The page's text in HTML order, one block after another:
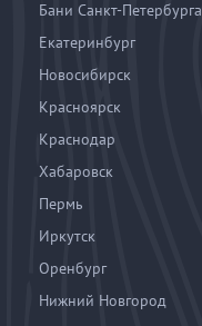
Бани Санкт-Петербурга
Екатеринбург
Новосибирск
Красноярск
Краснодар
Хабаровск
Пермь
Иркутск
Оренбург
Нижний Новгород